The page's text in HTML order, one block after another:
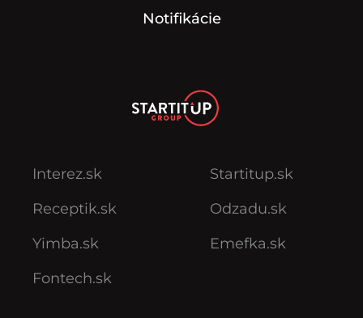
Notifikácie
Interez.sk
Receptik.sk
Yimba.sk
Fontech.sk
Startitup.sk
Odzadu.sk
Emefka.sk